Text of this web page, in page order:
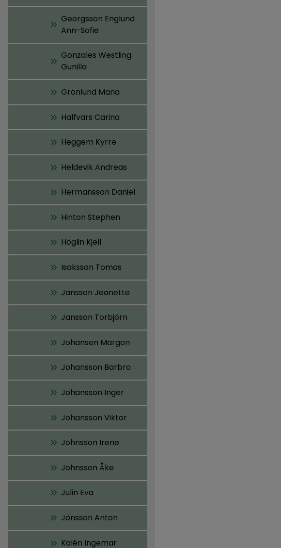
Georgsson Englund
Ann-Sofie
Gonzales Westling
Gunilla
Grönlund Maria
Halfvars Carina
Heggem Kyrre
Heldevik Andreas
Hermansson Daniel
Hinton Stephen
Höglin Kjell
Isaksson Tomas
Jansson Jeanette
Jansson Torbjörn
Johansen Margon
Johansson Barbro
Johansson Inger
Johansson Viktor
Johnsson Irene
Johnsson Åke
Julin Eva
Jönsson Anton
Kalén Ingemar